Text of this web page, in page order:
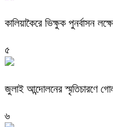
কালিয়াকৈরে ভিক্ষুক পুনর্বাসন
৫
জুলাই আন্দোলনের স্মৃতিচারণে
৬